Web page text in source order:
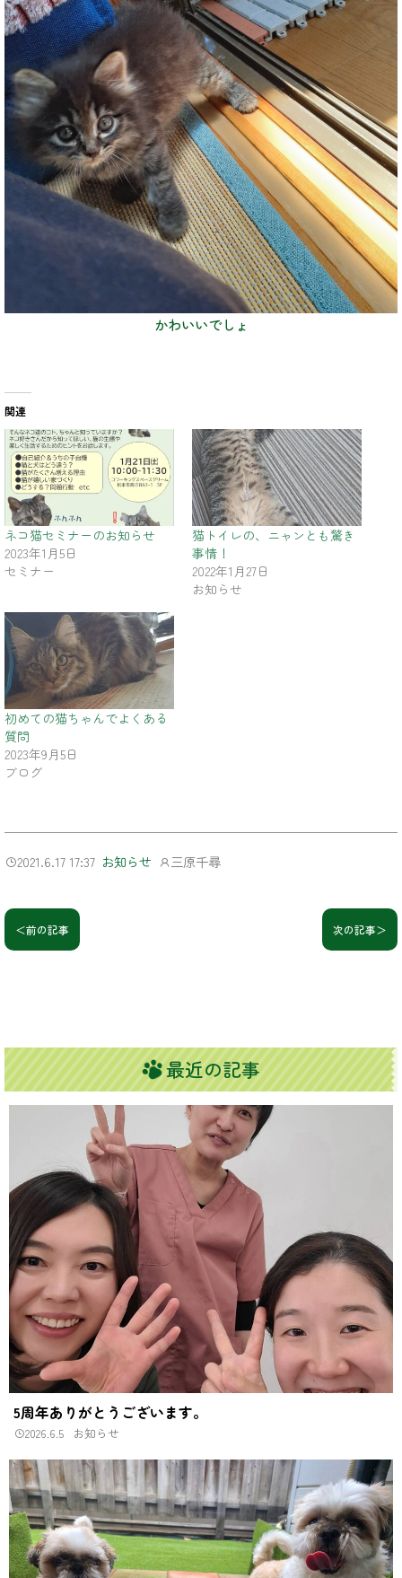
かわいいでしょ
関連
ネコ猫セミナーのお知らせ
2023年1月5日
セミナー
猫トイレの、ニャンとも驚き
事情！
2022年1月27日
お知らせ
初めての猫ちゃんでよくある
質問
2023年9月5日
ブログ
2021.6.17 17:37 お知らせ 三原千尋
＜前の記事 次の記事＞
最近の記事
5周年ありがとうございます。
2026.6.5 お知らせ